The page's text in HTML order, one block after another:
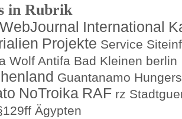
in Rubrik
International
Projekte Service
Wolf Antifa Bad Kleinen berlin
Guantanamo
NoTroika RAF rz
Ägypten